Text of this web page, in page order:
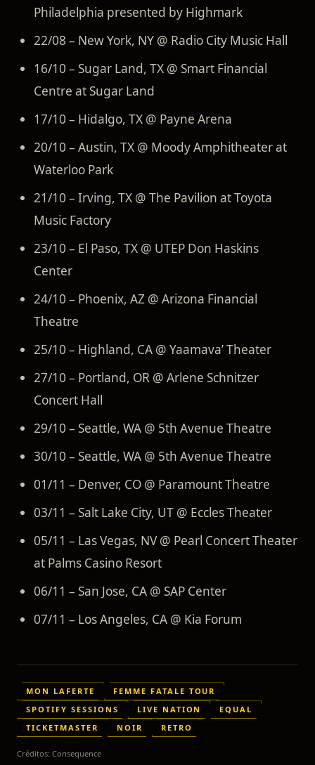
Philadelphia presented by Highmark
22/08 – New York, NY @ Radio City Music Hall
16/10 – Sugar Land, TX @ Smart Financial
Centre at Sugar Land
17/10 – Hidalgo, TX @ Payne Arena
20/10 – Austin, TX @ Moody Amphitheater at
Waterloo Park
21/10 – Irving, TX @ The Pavilion at Toyota
Music Factory
23/10 – El Paso, TX @ UTEP Don Haskins
Center
24/10 – Phoenix, AZ @ Arizona Financial
Theatre
25/10 – Highland, CA @ Yaamava’ Theater
27/10 – Portland, OR @ Arlene Schnitzer
Concert Hall
29/10 – Seattle, WA @ 5th Avenue Theatre
30/10 – Seattle, WA @ 5th Avenue Theatre
01/11 – Denver, CO @ Paramount Theatre
03/11 – Salt Lake City, UT @ Eccles Theater
05/11 – Las Vegas, NV @ Pearl Concert Theater
at Palms Casino Resort
06/11 – San Jose, CA @ SAP Center
07/11 – Los Angeles, CA @ Kia Forum
MON LAFERTE
FEMME FATALE TOUR
SPOTIFY SESSIONS
LIVE NATION
EQUAL
TICKETMASTER
NOIR RETRO
Créditos: Consequence